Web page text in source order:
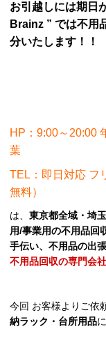
お引越しには期日
Brainz ” では不用
分いたします！！
HP：9:00～20:00
葉
TEL：即日対応 フ
無料）
は、 東京都全域・埼
用/事業用の不用品回
手伝い、不用品の出
不用品回収の専門会社
今回 お客様よりご依
納ラック・台所用品